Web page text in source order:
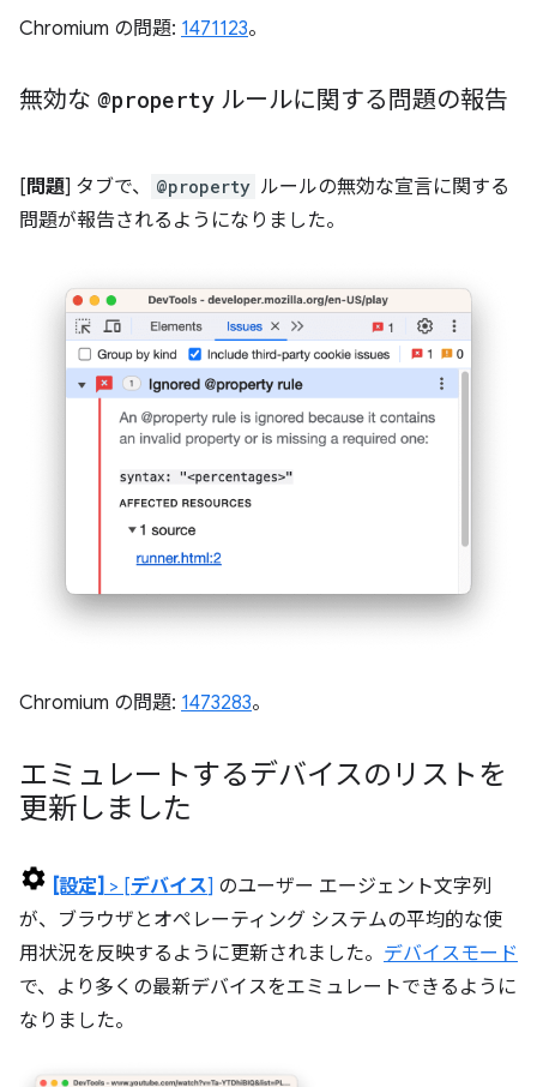
Chromium の問題: 1471123。
無効な @property ルールに関する問題の報告
[ 問題] タブで、 @property ルールの無効な宣言に関する
問題が報告されるようになりました。
Chromium の問題: 1473283。
エミュレートするデバイスのリストを
更新しました
[設定] > [デバイス] のユーザー エージェント文字列
が、ブラウザとオペレーティング システムの平均的な使
用状況を反映するように更新されました。 デバイスモード
で、より多くの最新デバイスをエミュレートできるように
なりました。